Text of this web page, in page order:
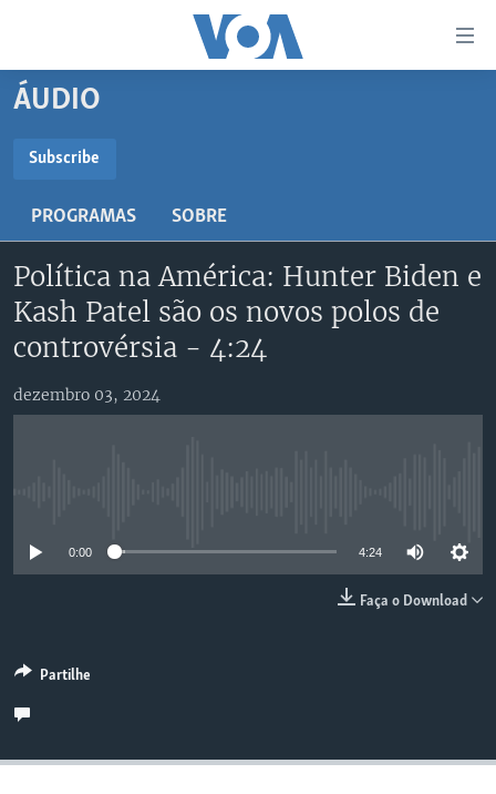
Acesso
para
Navegação
principal
para
Pesquisa
ANGOLA
GUINÉ-BISSAU
ÁFRICA E MUNDO
BRASIL
DOSSIERS ESPECIAIS
AFRICA AGORA
VÍDEOS
VOA60 ÁFRICA
VOA 60 CLIMA
VOA60 MUNDO
ÁUDIO
ENTRETENIMENTO
ÁUDIO
Subscribe
Subscreva
PROGRAMAS SOBRE
Política na América: Hunter Biden e
Kash Patel são os novos polos de
controvérsia - 4:24
dezembro 03, 2024
0:00 4:24
Faça o Download
Partilhe